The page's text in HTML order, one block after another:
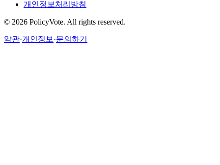
개인정보처리방침
© 2026 PolicyVote. All rights reserved.
약관·개인정보 ·문의하기